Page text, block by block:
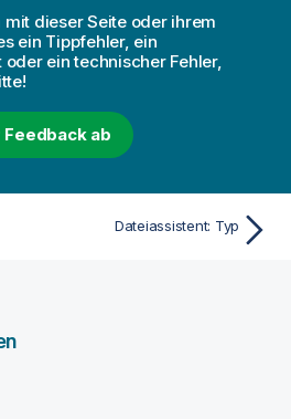
mit dieser Seite oder ihrem
ein Tippfehler, ein
ein technischer Fehler,
Feedback ab
Dateiassistent: Typ